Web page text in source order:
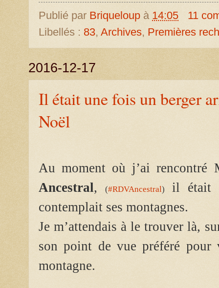
Publié par Briqueloup à 14:05
11
Libellés : 83, Archives, Premières
2016-12-17
Il était une fois un berger
Noël
Au moment où j’ai rencontré
Ancestral, (#RDVAncestral)
il était
contemplait ses montagnes.
Je m’attendais à le trouver là,
son point de vue préféré
montagne.